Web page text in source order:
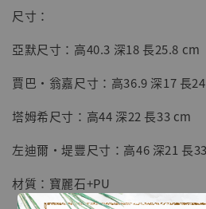
NT$ 5,580
尺寸：
亞默尺寸：高40.3 深18 長25.8 cm
賈巴·翁嘉尺寸：高36.9 深17 長
塔姆希尺寸：高44 深22 長33 cm
左迪爾·堤豐尺寸：高46 深21 長
材質：寶麗石+PU